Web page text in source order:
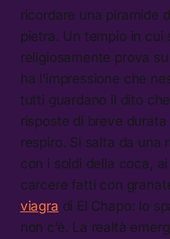
ricordare una piramide
pietra. Un tempio in cui
religiosamente prova
ha l’impressione che
tutti guardano il dito
risposte di breve
respiro. Si salta da una
con i soldi della coca,
carcere fatti con
viagra di El Chapo: lo
non c’è. La realtà